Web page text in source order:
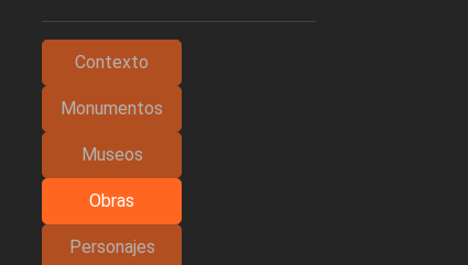
Contexto
Monumentos
Museos
Obras
Personajes